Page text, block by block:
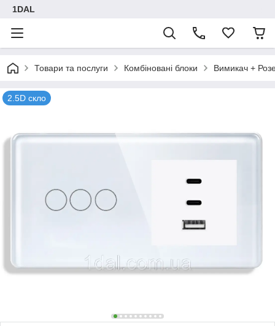
1DAL
Товари та послуги Комбіновані блоки Вимикач +
2.5D скло